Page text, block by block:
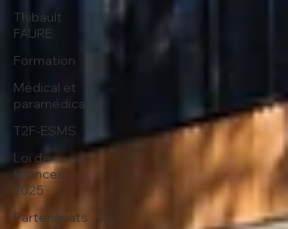
Thibault
FAURE
Formation
Médical et
paramédical
T2F-ESMS
Loi de
finances
2025
Partenariats